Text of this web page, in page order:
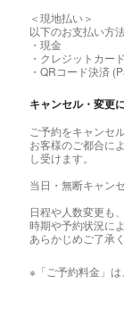
＜現地払い＞
以下のお支払い方
・現金
・クレジットカー
・QRコード決済
キャンセル・変更
ご予約をキャンセ
お客様のご都合に
し受けます。
当日・無断キャン
日程や人数変更も
時期や予約状況に
あらかじめご了承く
※「ご予約料金」は